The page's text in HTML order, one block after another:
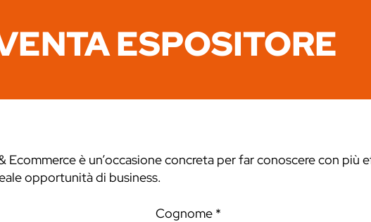
ESPOSITORE
è un’occasione concreta per far conoscere con più
opportunità di business.
Cognome *